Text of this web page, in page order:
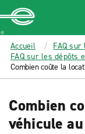
MAIN
CONTENT
Enterprise
Accueil
FAQ
FAQ sur les dépôts
Combien coûte la
Combien
véhicule